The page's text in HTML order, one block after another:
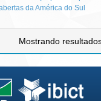
da América do Sul
Mostrando